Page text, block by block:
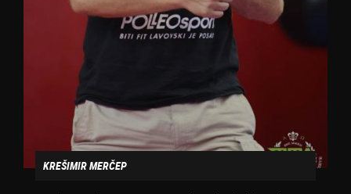
KREŠIMIR MERČEP